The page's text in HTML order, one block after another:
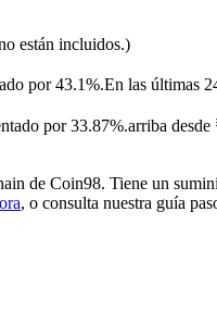
y materias primas
están incluidos.)
por 43.1%.En las últimas
por 33.87%.arriba
de Coin98. Tiene un
, o consulta nuestra guía